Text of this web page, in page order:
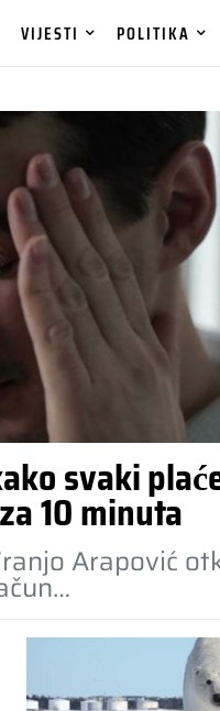
VIJESTI POLITIKA
svaki
10 minuta
Arapović